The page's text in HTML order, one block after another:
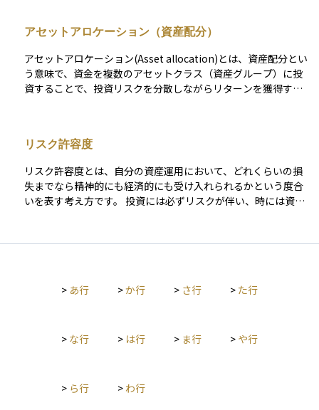
ます。損失回避を理解することは、感情に左右されない冷静な
判断を下し、長期的に合理的な投資行動を維持するために重要
です。
アセットアロケーション（資産配分）
アセットアロケーション(Asset allocation)とは、資産配分とい
う意味で、資金を複数のアセットクラス（資産グループ）に投
資することで、投資リスクを分散しながらリターンを獲得する
許容度・投資機関に基づいて資産配分を決定し、後者は短期的
に投資対象の資産特性に基づいて資産配分を決定する。
リスク許容度
リスク許容度とは、自分の資産運用において、どれくらいの損
失までなら精神的にも経済的にも受け入れられるかという度合
いを表す考え方です。 投資には必ずリスクが伴い、時には資産
点で、自分のリスク許容度を見極めることが大切です。 年齢、
も挑戦できますが、低い人は安定性の高い商品を選ぶほうが安
> あ行 >か行 > さ行 > た行
> な行 > は行 > ま行 > や行
> ら行 > わ行